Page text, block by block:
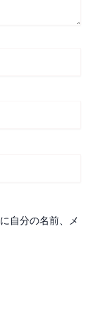
自分の名前、メ